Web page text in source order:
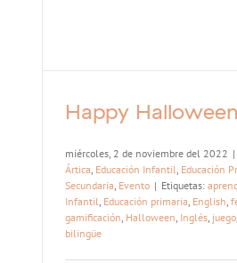
Happy
miércoles, 2 de noviembre del 2022 |
Ártica Educación Infantil Educación
Secundaria Evento | Etiquetas:
Infantil Educación primaria English
gamificación Halloween Inglés juego
bilingüe